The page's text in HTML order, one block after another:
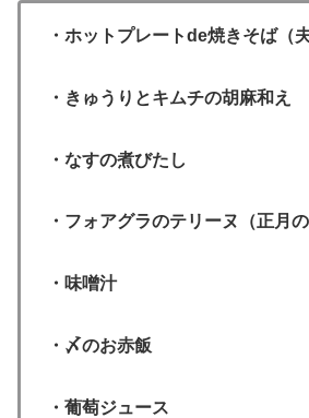
・ホットプレートde焼きそば（夫
・きゅうりとキムチの胡麻和え
・なすの煮びたし
・フォアグラのテリーヌ（正月の
・味噌汁
・〆のお赤飯
・葡萄ジュース